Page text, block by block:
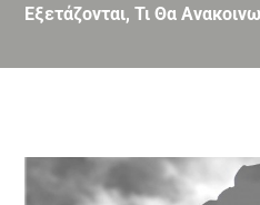
Εξετάζονται, Τι Θα